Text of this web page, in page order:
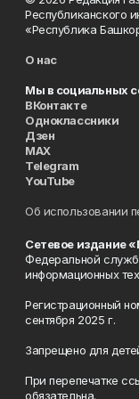
Республиканского
«Республика
О нас
Мы в социальных
ВКонтакте
Одноклассники
Дзен
MAX
Telegram
YouTube
Об использовании
Сетевое издание
Федеральной
информационных
Регистрационный
сентября 2025 г.
Запрещено для
При перепечатке
обязательна.